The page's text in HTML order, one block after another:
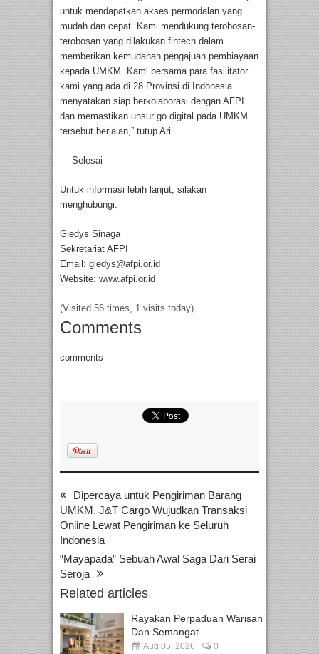
untuk mendapatkan akses permodalan yang
mudah dan cepat. Kami mendukung terobosan-
terobosan yang dilakukan fintech dalam
memberikan kemudahan pengajuan pembiayaan
kepada UMKM. Kami bersama para fasilitator
kami yang ada di 28 Provinsi di Indonesia
menyatakan siap berkolaborasi dengan AFPI
dan memastikan unsur go digital pada UMKM
tersebut berjalan,” tutup Ari.
— Selesai —
Untuk informasi lebih lanjut, silakan
menghubungi:
Gledys Sinaga
Sekretariat AFPI
Email: gledys@afpi.or.id
Website: www.afpi.or.id
(Visited 56 times, 1 visits today)
Comments
comments
Dipercaya untuk Pengiriman Barang
UMKM, J&T Cargo Wujudkan Transaksi
Online Lewat Pengiriman ke Seluruh
Indonesia
“Mayapada” Sebuah Awal Saga Dari Serai
Seroja
Related articles
Rayakan Perpaduan Warisan
Dan Semangat...
Aug 05, 2026 0